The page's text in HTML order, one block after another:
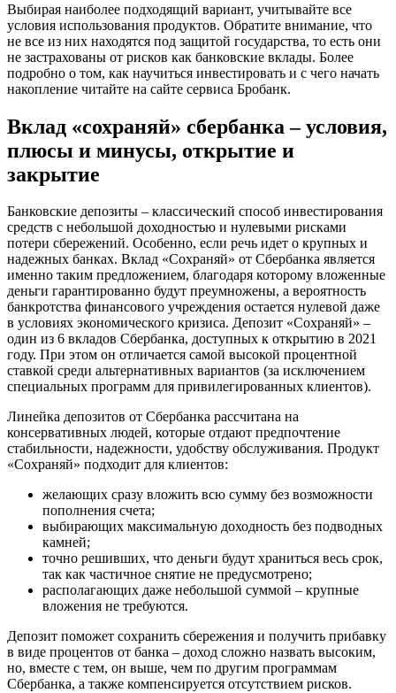
Выбирая наиболее подходящий вариант, учитывайте все
условия использования продуктов. Обратите внимание, что
не все из них находятся под защитой государства, то есть они
не застрахованы от рисков как банковские вклады. Более
подробно о том, как научиться инвестировать и с чего начать
накопление читайте на сайте сервиса Бробанк.
Вклад «сохраняй» сбербанка – условия,
плюсы и минусы, открытие и
закрытие
Банковские депозиты – классический способ инвестирования
средств с небольшой доходностью и нулевыми рисками
потери сбережений. Особенно, если речь идет о крупных и
надежных банках. Вклад «Сохраняй» от Сбербанка является
именно таким предложением, благодаря которому вложенные
деньги гарантированно будут преумножены, а вероятность
банкротства финансового учреждения остается нулевой даже
в условиях экономического кризиса. Депозит «Сохраняй» –
один из 6 вкладов Сбербанка, доступных к открытию в 2021
году. При этом он отличается самой высокой процентной
ставкой среди альтернативных вариантов (за исключением
специальных программ для привилегированных клиентов).
Линейка депозитов от Сбербанка рассчитана на
консервативных людей, которые отдают предпочтение
стабильности, надежности, удобству обслуживания. Продукт
«Сохраняй» подходит для клиентов:
желающих сразу вложить всю сумму без возможности
пополнения счета;
выбирающих максимальную доходность без подводных
камней;
точно решивших, что деньги будут храниться весь срок,
так как частичное снятие не предусмотрено;
располагающих даже небольшой суммой – крупные
вложения не требуются.
Депозит поможет сохранить сбережения и получить прибавку
в виде процентов от банка – доход сложно назвать высоким,
но, вместе с тем, он выше, чем по другим программам
Сбербанка, а также компенсируется отсутствием рисков.